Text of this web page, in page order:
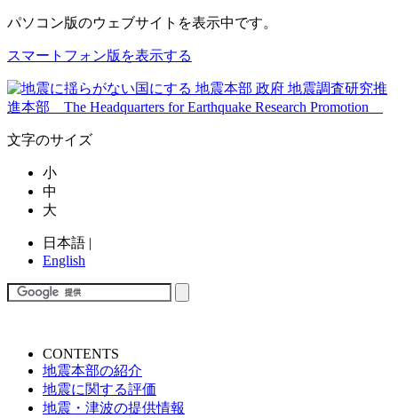
パソコン版のウェブサイトを表示中です。
スマートフォン版を表示する
文字のサイズ
小
中
大
日本語 |
English
CONTENTS
地震本部の紹介
地震に関する評価
地震・津波の提供情報